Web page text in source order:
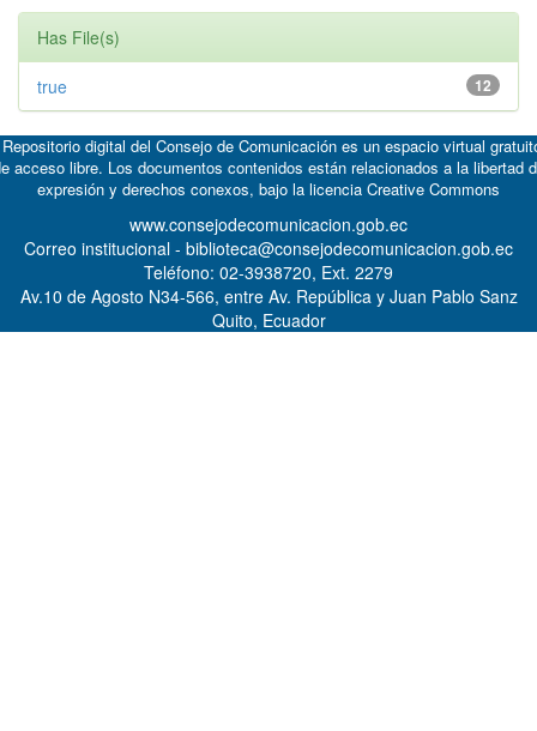
Has File(s)
12
true
digital del Consejo de Comunicación es un espacio virtual
acceso libre. Los documentos contenidos están relacionados a la libertad
expresión y derechos conexos, bajo la licencia Creative Commons
www.consejodecomunicacion.gob.ec
Correo institucional - biblioteca@consejodecomunicacion.gob.ec
Teléfono: 02-3938720, Ext. 2279
Av.10 de Agosto N34-566, entre Av. República y Juan Pablo Sanz
Quito, Ecuador